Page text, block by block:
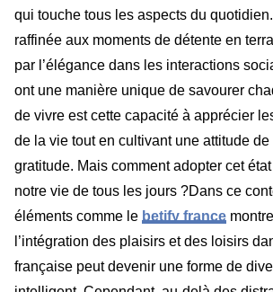
qui touche tous les aspects du
raffinée aux moments de détente en
par l’élégance dans les interactions
ont une manière unique de savourer
de vivre est cette capacité à apprécier
de la vie tout en cultivant une attitude
gratitude. Mais comment adopter cet état
notre vie de tous les jours ?Dans ce
éléments comme le betify france
l’intégration des plaisirs et des loisirs
française peut devenir une forme de